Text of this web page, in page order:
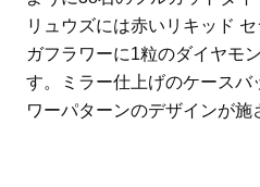
リュウズには赤いリキッド
ガフラワーに1粒のダイヤモ
す。ミラー仕上げのケースバ
ワーパターンのデザインが施